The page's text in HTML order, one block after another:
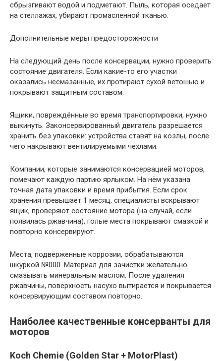
сбрызгивают водой и подметают. Пыль, которая оседает
на стеллажах, убирают промасленной тканью.
Дополнительные меры предосторожности
На следующий день после консервации, нужно проверить
состояние двигателя. Если какие-то его участки
оказались несмазанные, их протирают сухой ветошью и
покрывают защитным составом.
Ящики, повреждённые во время транспортировки, нужно
выкинуть. Законсервированный двигатель разрешается
хранить без упаковки: устройства ставят на козлы, после
чего накрывают вентилируемыми чехлами.
Компании, которые занимаются консервацией моторов,
помечают каждую партию ярлыком. На нём указана
точная дата упаковки и время прибытия. Если срок
хранения превышает 1 месяц, специалисты вскрывают
ящик, проверяют состояние мотора (на случай, если
появилась ржавчина), голые места покрывают смазкой и
повторно консервируют.
Места, подверженные коррозии, обрабатываются
шкуркой №000. Материал для зачистки желательно
смазывать минеральным маслом. После удаления
ржавчины, поверхность насухо вытирается и покрывается
консервирующим составом повторно.
Наиболее качественные консерванты для
моторов
Koch Chemie (Golden Star + MotorPlast)